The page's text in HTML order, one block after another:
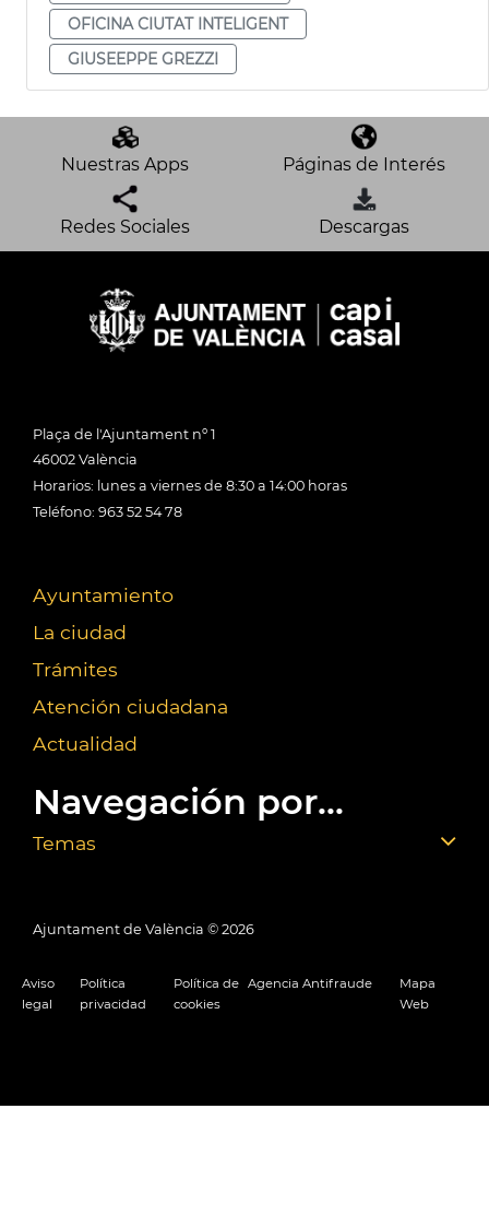
OFICINA CIUTAT INTELIGENT
GIUSEEPPE GREZZI
Nuestras Apps Páginas de Interés
Redes Sociales Descargas
Plaça de l'Ajuntament nº 1
46002 València
Horarios: lunes a viernes de 8:30 a 14:00 horas
Teléfono: 963 52 54 78
Ayuntamiento
La ciudad
Trámites
Atención ciudadana
Actualidad
Navegación por...
Temas
Ajuntament de València © 2026
Aviso
legal
Política
privacidad
Política de
cookies
Agencia Antifraude
Mapa
Web